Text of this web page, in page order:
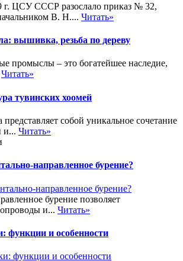
г. ЦСУ СССР разослало приказ № 32,
В. Н.... Читать»
вышивка, резьба по дереву
промыслы – это богатейшее наследие,
Читать»
тувинских хоомей
представляет собой уникальное сочетание
и... Читать»
направленное бурение?
бурение позволяет
и... Читать»
функции и особенности